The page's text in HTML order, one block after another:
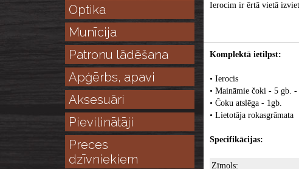
Optika
Munīcija
Patronu lādēšana
Apģērbs, apavi
Aksesuāri
Pievilinātāji
Preces
dzīvniekiem
Ierocim ir ērtā vietā
Komplektā ietilpst:
• Ierocis
• Maināmie čoki - 5
• Čoku atslēga - 1gb.
• Lietotāja rokasgrāmata
Specifikācijas:
Zīmols: